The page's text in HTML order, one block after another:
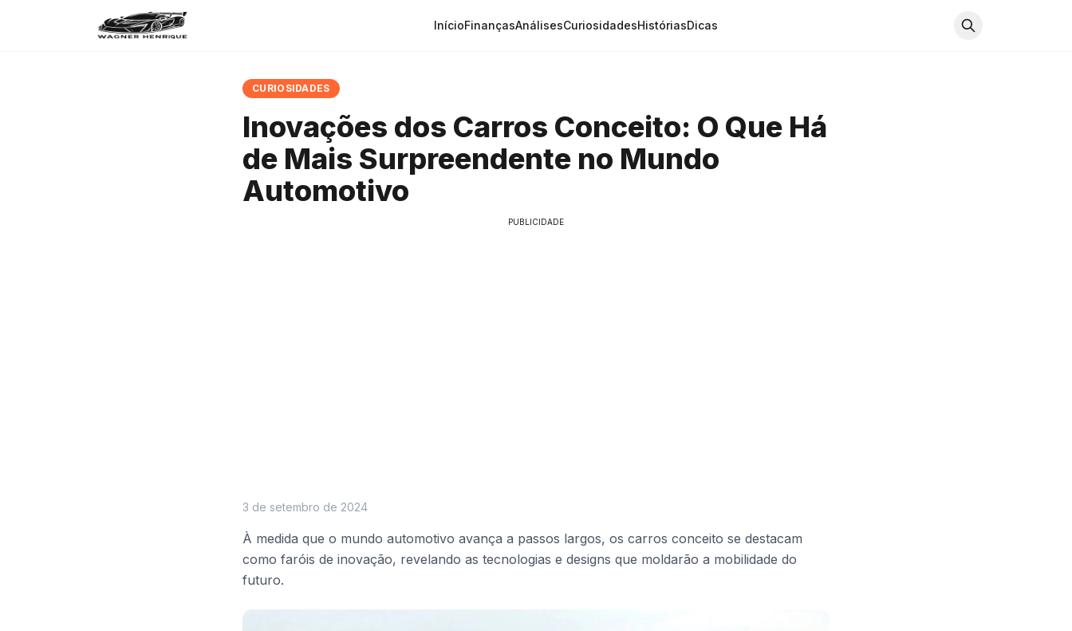
InícioFinançasAnálisesCuriosidadesHistóriasDicas
CURIOSIDADES
Inovações dos Carros Conceito: O Que Há
de Mais Surpreendente no Mundo
Automotivo
PUBLICIDADE
3 de setembro de 2024
À medida que o mundo automotivo avança a passos largos, os carros conceito se destacam
como faróis de inovação, revelando as tecnologias e designs que moldarão a mobilidade do
futuro.